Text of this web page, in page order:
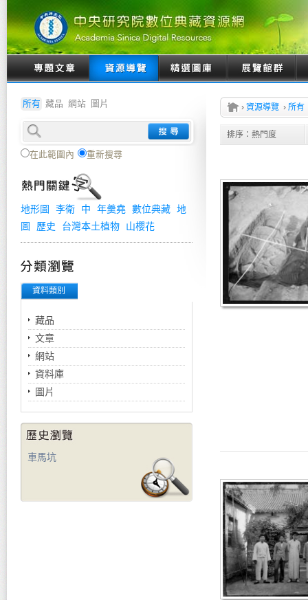
所有 藏品 網站 圖片
在此範圍內 重新搜尋
地形圖 李衛 中 年羹堯 數位典藏 地
圖
歷史 台灣本土植物 山櫻花
資料類別
藏品
文章
網站
資料庫
圖片
車馬坑
› 資源導覽 › 所有
排序： 熱門度